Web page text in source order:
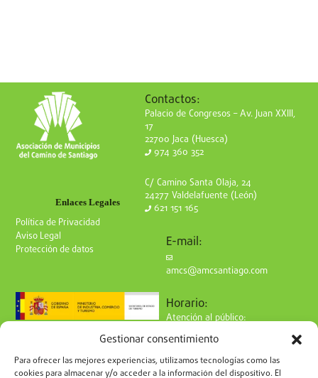
Gestionar consentimiento
Para ofrecer las mejores experiencias, utilizamos tecnologías como las
cookies para almacenar y/o acceder a la información del dispositivo. El
Enlaces Legales
Política de Privacidad
Aviso Legal
Protección de datos
Contactos:
Palacio de Congresos – Av. Juan XXIII,
17
22700 Jaca (Huesca)
974 360 352
C/ Camino Santa Olaja, 24
24277 Valdelafuente (León)
621 151 165
E-mail:
amcs@amcsantiago.com
Horario:
Atención al público:
de 9 a 15h
Síguenos en redes: